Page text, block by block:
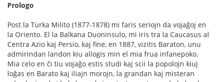
Prologo
Post la Turka Milito (1877-1878) mi faris seriojn da vojaĝoj en
la Oriento. El la Balkana Duoninsulo, mi iris tra la Caucasus al
Centra Azio kaj Persio, kaj fine, en 1887, vizitis Baraton, unu
admirindan landon kiu allogis min el mia frua infanepoko.
Mia celo en ĉi tiu vojaĝo estis studi kaj scii la popolojn kiuj
loĝas en Barato kaj iliajn morojn, la grandan kaj misteran